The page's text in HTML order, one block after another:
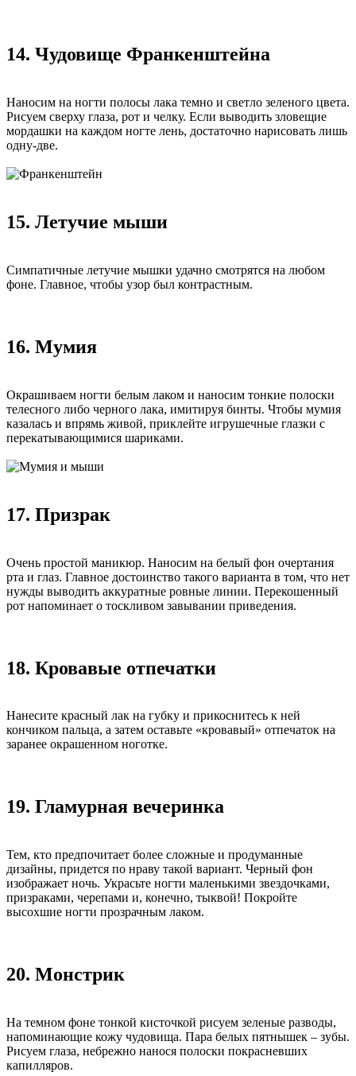
14. Чудовище Франкенштейна
Наносим на ногти полосы лака темно и светло зеленого цвета.
Рисуем сверху глаза, рот и челку. Если выводить зловещие
мордашки на каждом ногте лень, достаточно нарисовать лишь
одну-две.
15. Летучие мыши
Симпатичные летучие мышки удачно смотрятся на любом
фоне. Главное, чтобы узор был контрастным.
16. Мумия
Окрашиваем ногти белым лаком и наносим тонкие полоски
телесного либо черного лака, имитируя бинты. Чтобы мумия
казалась и впрямь живой, приклейте игрушечные глазки с
перекатывающимися шариками.
17. Призрак
Очень простой маникюр. Наносим на белый фон очертания
рта и глаз. Главное достоинство такого варианта в том, что нет
нужды выводить аккуратные ровные линии. Перекошенный
рот напоминает о тоскливом завывании приведения.
18. Кровавые отпечатки
Нанесите красный лак на губку и прикоснитесь к ней
кончиком пальца, а затем оставьте «кровавый» отпечаток на
заранее окрашенном ноготке.
19. Гламурная вечеринка
Тем, кто предпочитает более сложные и продуманные
дизайны, придется по нраву такой вариант. Черный фон
изображает ночь. Украсьте ногти маленькими звездочками,
призраками, черепами и, конечно, тыквой! Покройте
высохшие ногти прозрачным лаком.
20. Монстрик
На темном фоне тонкой кисточкой рисуем зеленые разводы,
напоминающие кожу чудовища. Пара белых пятнышек – зубы.
Рисуем глаза, небрежно нанося полоски покрасневших
капилляров.